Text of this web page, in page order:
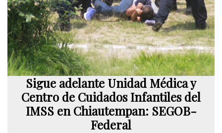
Sigue adelante Unidad Médica y
Centro de Cuidados Infantiles del
IMSS en Chiautempan: SEGOB-
Federal